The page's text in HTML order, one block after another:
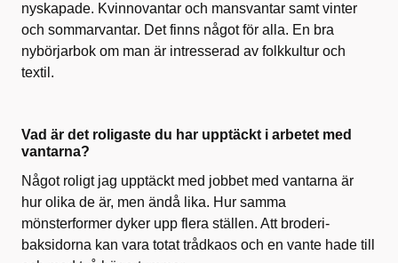
nyskapade. Kvinnovantar och mansvantar samt vinter
och sommarvantar. Det finns något för alla. En bra
nybörjarbok om man är intresserad av folkkultur och
textil.
Vad är det roligaste du har upptäckt i arbetet med
vantarna?
Något roligt jag upptäckt med jobbet med vantarna är
hur olika de är, men ändå lika. Hur samma
mönsterformer dyker upp flera ställen. Att broderi-
baksidorna kan vara totat trådkaos och en vante hade till